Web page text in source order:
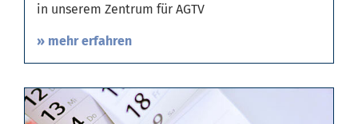
in unserem Zentrum für AGTV
» mehr erfahren